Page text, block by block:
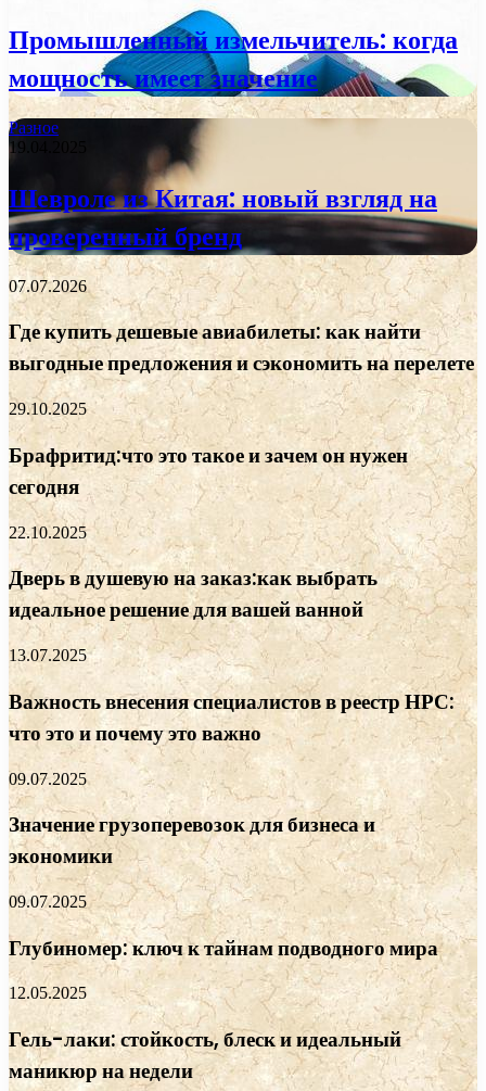
Промышленный измельчитель: когда
мощность имеет значение
Разное
19.04.2025
Шевроле из Китая: новый взгляд на
проверенный бренд
07.07.2026
Где купить дешевые авиабилеты: как найти
выгодные предложения и сэкономить на перелете
29.10.2025
Брафритид:что это такое и зачем он нужен
сегодня
22.10.2025
Дверь в душевую на заказ:как выбрать
идеальное решение для вашей ванной
13.07.2025
Важность внесения специалистов в реестр НРС:
что это и почему это важно
09.07.2025
Значение грузоперевозок для бизнеса и
экономики
09.07.2025
Глубиномер: ключ к тайнам подводного мира
12.05.2025
Гель-лаки: стойкость, блеск и идеальный
маникюр на недели